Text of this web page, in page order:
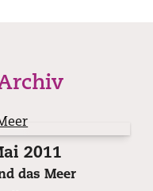
2011
das Meer